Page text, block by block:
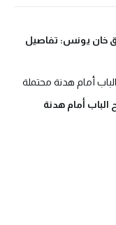
خان يونس: تفاصيل
الباب أمام هدنة